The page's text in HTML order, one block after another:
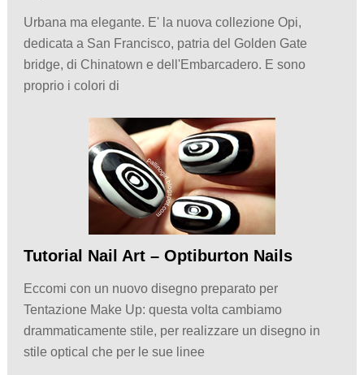
Urbana ma elegante. E' la nuova collezione Opi,
dedicata a San Francisco, patria del Golden Gate
bridge, di Chinatown e dell'Embarcadero. E sono
proprio i colori di
Tutorial Nail Art – Optiburton Nails
Eccomi con un nuovo disegno preparato per
Tentazione Make Up: questa volta cambiamo
drammaticamente stile, per realizzare un disegno in
stile optical che per le sue linee